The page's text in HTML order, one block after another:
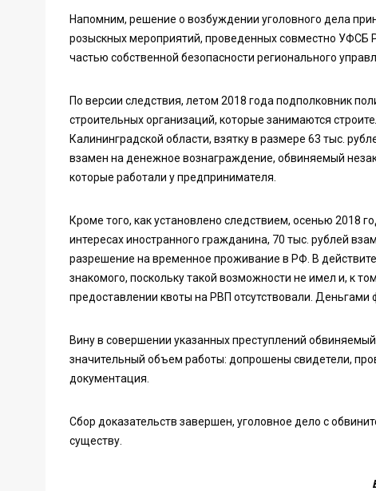
Напомним, решение о возбуждении уголовного дела
розыскных мероприятий, проведенных совместно УФСБ
частью собственной безопасности регионального
По версии следствия, летом 2018 года подполковник
строительных организаций, которые занимаются
Калининградской области, взятку в размере 63 тыс.
взамен на денежное вознаграждение, обвиняемый
которые работали у предпринимателя.
Кроме того, как установлено следствием, осенью 2018
интересах иностранного гражданина, 70 тыс. рублей
разрешение на временное проживание в РФ. В
знакомого, поскольку такой возможности не имел и, к
предоставлении квоты на РВП отсутствовали.
Вину в совершении указанных преступлений
значительный объем работы: допрошены свидетели,
документация.
Сбор доказательств завершен, уголовное дело с
существу.